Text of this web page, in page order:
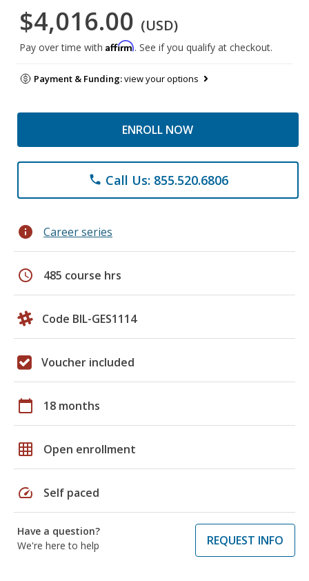
$4,016.00 (USD)
Pay over time with Affirm. See if you qualify at checkout.
Payment & Funding:view your options
ENROLL NOW
phone Call Us: 855.520.6806
info Career series
schedule 485 course hrs
Code BIL-GES1114
Voucher included
calendar_today 18 months
grid_on Open enrollment
speed Self paced
Have a question?
We're here to help
REQUEST INFO